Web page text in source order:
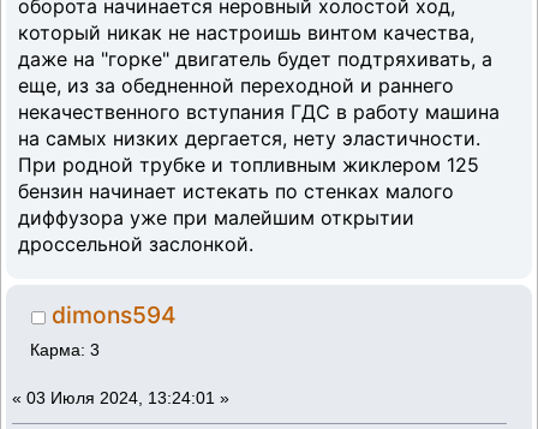
оборота начинается неровный холостой ход,
который никак не настроишь винтом качества,
даже на "горке" двигатель будет подтряхивать, а
еще, из за обедненной переходной и раннего
некачественного вступания ГДС в работу машина
на самых низких дергается, нету эластичности.
При родной трубке и топливным жиклером 125
бензин начинает истекать по стенках малого
диффузора уже при малейшим открытии
дроссельной заслонкой.
dimons594
Карма: 3
« 03 Июля 2024, 13:24:01 »